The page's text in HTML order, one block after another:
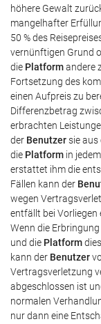
höhere Gewalt
mangelhafter
50 % des
vernünftigen Grund
die Platformandere
Fortsetzung des
einen Aufpreis zu
Differenzbetrag
erbrachten
der Benutzersie
die Platform in
erstattet ihm die
Fällen kann der
wegen
entfällt bei Vorliegen
Wenn die
und die Platform
kann der Benutzer
Vertragsverletzung
abgeschlossen ist
normalen
nur dann eine